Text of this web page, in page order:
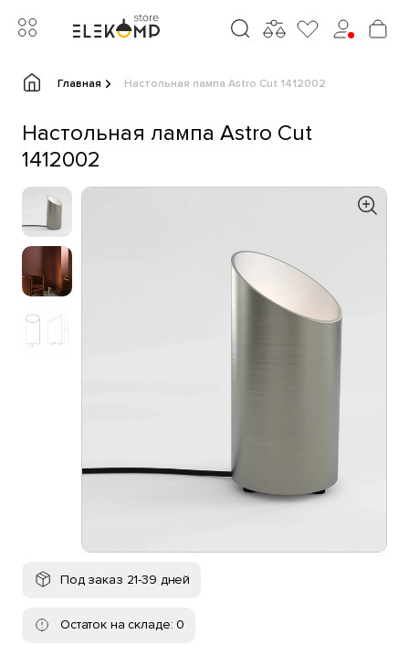
Главная Настольная лампа Astro Cut 1412002
Настольная лампа Astro Cut
1412002
Под заказ 21-39 дней
Остаток на складе: 0